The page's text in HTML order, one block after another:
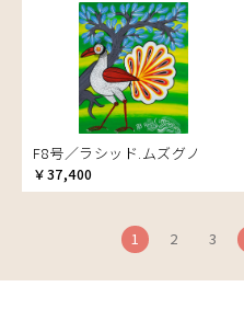
水浴び
湖
夕日
ライオン
漁
ワニ
F8号／ラシッド.ムズグノ
￥37,400
1 2 3